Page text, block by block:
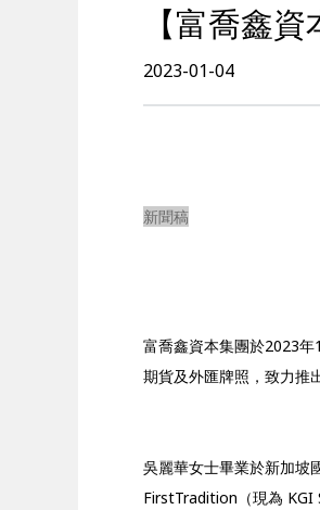
【富喬鑫
2023-01-04
新聞稿
富喬鑫資本集團於2023
期貨及外匯牌照，致力推
吳麗華女士畢業於新加坡
FirstTradition（現為 KGI